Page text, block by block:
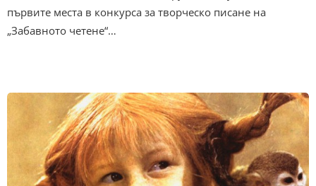
първите места в конкурса за творческо писане на
„Забавното четене“…